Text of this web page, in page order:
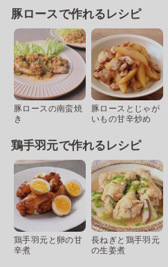
豚ロースで作れるレシピ
豚ロースの南蛮焼
き
豚ロースとじゃが
いもの甘辛炒め
鶏手羽元で作れるレシピ
鶏手羽元と卵の甘
辛煮
長ねぎと鶏手羽元
の生姜煮